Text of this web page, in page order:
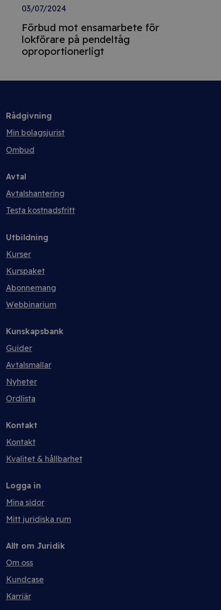
03/07/2024
Förbud mot ensamarbete för
lokförare på pendeltåg
oproportionerligt
Rådgivning
Min bolagsjurist
Ombud
Avtal
Avtalshantering
Testa kostnadsfritt
Utbildning
Kurser
Kurspaket
Abonnemang
Webbinarium
Kunskapsbank
Guider
Avtalsmallar
Nyheter
Ordlista
Kontakt
Kontakt
Kvalitet & hållbarhet
Logga in
Mina sidor
Mitt juridiska rum
Allt om Juridik
Om oss
Kundcase
Karriär